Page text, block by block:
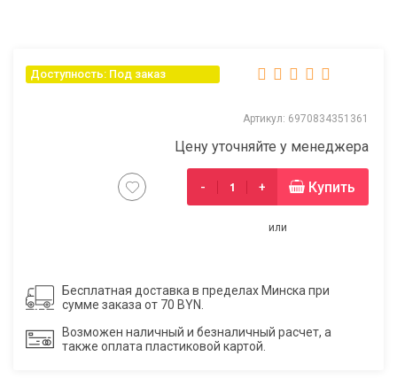
Доступность: Под заказ
Артикул: 6970834351361
Цену уточняйте у менеджера
- + Купить
или
Бесплатная доставка в пределах Минска при
сумме заказа от 70 BYN.
Возможен наличный и безналичный расчет, а
также оплата пластиковой картой.